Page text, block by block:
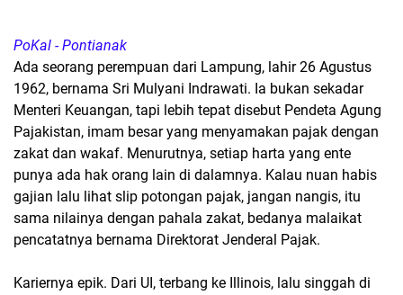
PoKal - Pontianak
Ada seorang perempuan dari Lampung, lahir 26 Agustus
1962, bernama Sri Mulyani Indrawati. Ia bukan sekadar
Menteri Keuangan, tapi lebih tepat disebut Pendeta Agung
Pajakistan, imam besar yang menyamakan pajak dengan
zakat dan wakaf. Menurutnya, setiap harta yang ente
punya ada hak orang lain di dalamnya. Kalau nuan habis
gajian lalu lihat slip potongan pajak, jangan nangis, itu
sama nilainya dengan pahala zakat, bedanya malaikat
pencatatnya bernama Direktorat Jenderal Pajak.
Kariernya epik. Dari UI, terbang ke Illinois, lalu singgah di